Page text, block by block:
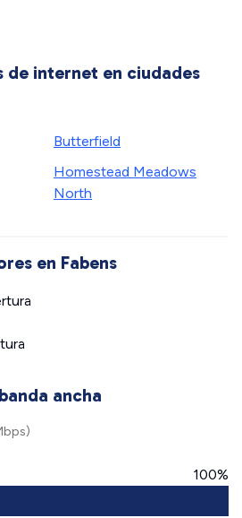
de internet en ciudades
Butterfield
Homestead Meadows
North
en Fabens
ancha
100%